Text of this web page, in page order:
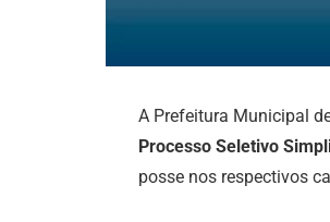
A Prefeitura Municipal
Processo Seletivo
posse nos respectivos